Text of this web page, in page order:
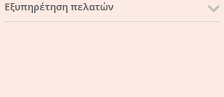
Εξυπηρέτηση πελατών